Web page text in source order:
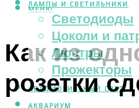
ЛАМПЫ И СВЕТИЛЬНИКИ
Светодиоды
Цоколи и
Люстры
Прожекторы
АВТОМОБИЛЬНЫЙ СВЕТ
АКВАРИУМ
МЕНЮ
Как из
розетки